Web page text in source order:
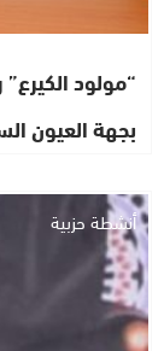
“مولود
بجهة العيون
أنشطة حزبية